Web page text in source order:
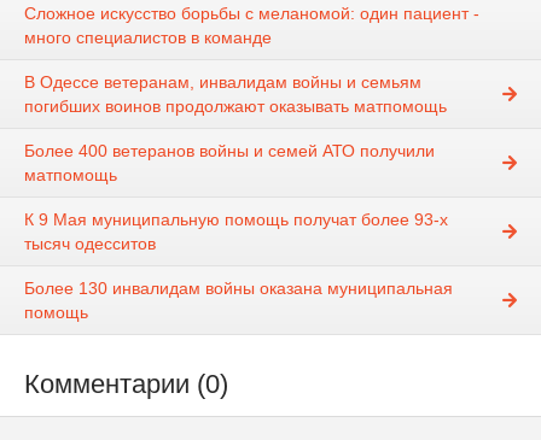
Сложное искусство борьбы с меланомой: один пациент -
много специалистов в команде
В Одессе ветеранам, инвалидам войны и семьям
погибших воинов продолжают оказывать матпомощь
Более 400 ветеранов войны и семей АТО получили
матпомощь
К 9 Мая муниципальную помощь получат более 93-х
тысяч одесситов
Более 130 инвалидам войны оказана муниципальная
помощь
Комментарии (0)